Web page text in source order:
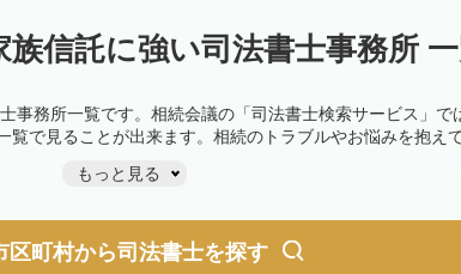
信託に強い司法書士事務所
事務所一覧です。相続会議の「司法書士検索サービス」で
覧で見ることが出来ます。相続のトラブルやお悩みを抱え
もっと見る
区町村から司法書士を探す